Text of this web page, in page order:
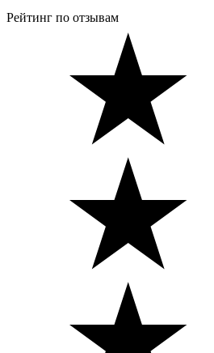
Рейтинг по отзывам